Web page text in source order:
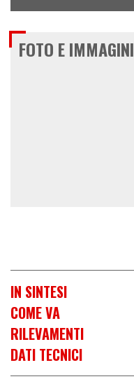
FOTO E IMMAGINI
IN SINTESI
COME VA
RILEVAMENTI
DATI TECNICI